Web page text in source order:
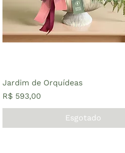
Jardim de Orquídeas
Preço
R$ 593,00
Esgotado